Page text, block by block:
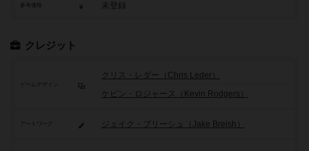
参考価格 未登録
クレジット
ゲームデザイン
クリス・レダー（Chris Leder）
ケビン・ロジャース（Kevin Rodgers）
アートワーク ジェイク・ブリーシュ（Jake Breish）